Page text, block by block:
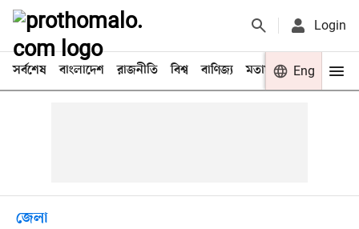
Login
সর্বশেষ বাংলাদেশ রাজনীতি বিশ্ব বাণিজ্য মতামত খেলা
Eng
জেলা